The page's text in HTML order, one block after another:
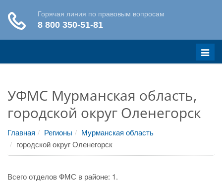
Меню
УФМС Мурманская область,
городской округ Оленегорск
Главная Регионы
Мурманская область
городской округ Оленегорск
Всего отделов ФМС в районе: 1.